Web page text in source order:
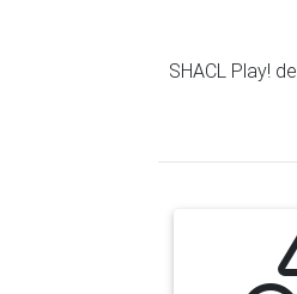
SHACL Play! de